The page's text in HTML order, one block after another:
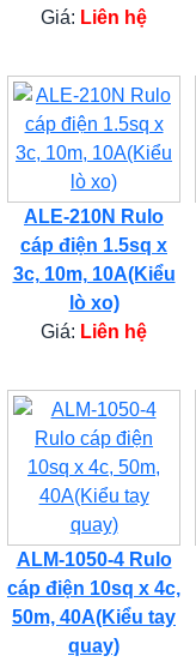
Giá: Liên hệ
ALE-210N Rulo
cáp điện 1.5sq x
3c, 10m, 10A(Kiểu
lò xo)
Giá: Liên hệ
ALM-1050-4 Rulo
cáp điện 10sq x 4c,
50m, 40A(Kiểu tay
quay)